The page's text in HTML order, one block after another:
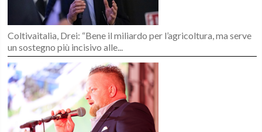
Coltivaitalia, Drei: “Bene il miliardo per l’agricoltura, ma serve
un sostegno più incisivo alle...